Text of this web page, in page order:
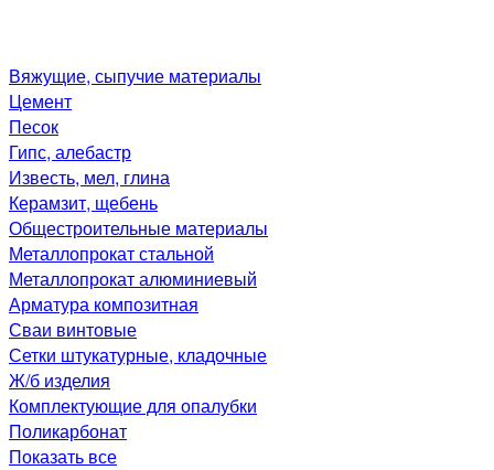
Вяжущие, сыпучие материалы
Цемент
Песок
Гипс, алебастр
Известь, мел, глина
Керамзит, щебень
Общестроительные материалы
Металлопрокат стальной
Металлопрокат алюминиевый
Арматура композитная
Сваи винтовые
Сетки штукатурные, кладочные
Ж/б изделия
Комплектующие для опалубки
Поликарбонат
Показать все